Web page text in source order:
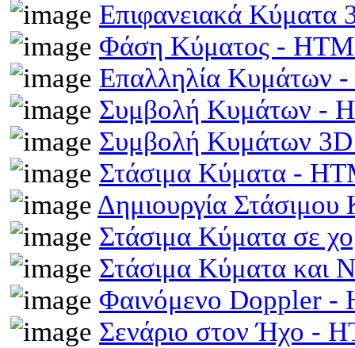
Επιφανειακά
Φάση Κύματος -
Επαλληλία Κυμάτων
Συμβολή Κυμάτων -
Συμβολή Κυμάτων
Στάσιμα Κύματα -
Δημιουργία
Στάσιμα Κύματα σε
Στάσιμα Κύματα και
Φαινόμενο Doppler -
Σενάριο στον Ήχο -